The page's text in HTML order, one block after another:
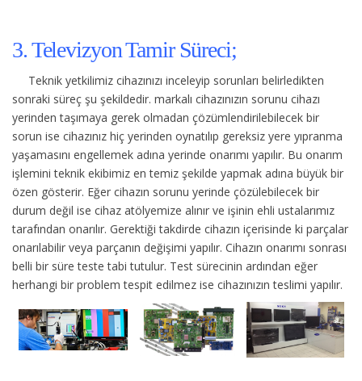
3. Televizyon Tamir Süreci;
Teknik yetkilimiz cihazınızı inceleyip sorunları belirledikten
sonraki süreç şu şekildedir. markalı cihazınızın sorunu cihazı
yerinden taşımaya gerek olmadan çözümlendirilebilecek bir
sorun ise cihazınız hiç yerinden oynatılıp gereksiz yere yıpranma
yaşamasını engellemek adına yerinde onarımı yapılır. Bu onarım
işlemini teknik ekibimiz en temiz şekilde yapmak adına büyük bir
özen gösterir. Eğer cihazın sorunu yerinde çözülebilecek bir
durum değil ise cihaz atölyemize alınır ve işinin ehli ustalarımız
tarafından onarılır. Gerektiği takdirde cihazın içerisinde ki parçalar
onarılabilir veya parçanın değişimi yapılır. Cihazın onarımı sonrası
belli bir süre teste tabi tutulur. Test sürecinin ardından eğer
herhangi bir problem tespit edilmez ise cihazınızın teslimi yapılır.